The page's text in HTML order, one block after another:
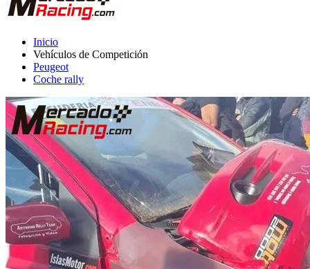
Vehículos de Competición
Peugeot
Coche rally